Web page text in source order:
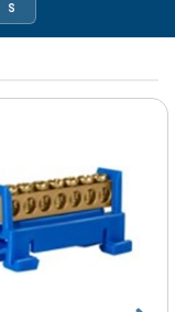
S